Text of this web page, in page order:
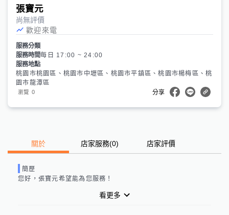
張寶元
尚無評價
歡迎來電
服務分類
服務時間每日 17:00 ~ 24:00
服務地點
桃園市桃園區、桃園市中壢區、桃園市平鎮區、桃園市楊梅區、桃
園市龍潭區
瀏覽 0 分享
關於 店家服務(0) 店家評價
簡歷
您好， 張寶元希望能為您服務！
看更多